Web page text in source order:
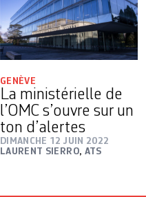
GENÈVE
La ministérielle de
l’OMC s’ouvre sur un
ton d’alertes
DIMANCHE 12 JUIN 2022
LAURENT SIERRO, ATS